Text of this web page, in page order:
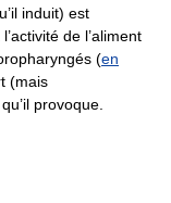
induit) est
de l’aliment
(en
(mais
qu’il provoque.